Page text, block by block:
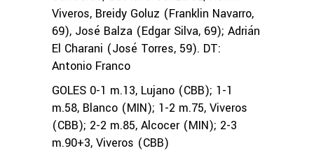
Viveros, Breidy Goluz (Franklin Navarro,
69), José Balza (Edgar Silva, 69); Adrián
El Charani (José Torres, 59). DT:
Antonio Franco
GOLES 0-1 m.13, Lujano (CBB); 1-1
m.58, Blanco (MIN); 1-2 m.75, Viveros
(CBB); 2-2 m.85, Alcocer (MIN); 2-3
m.90+3, Viveros (CBB)